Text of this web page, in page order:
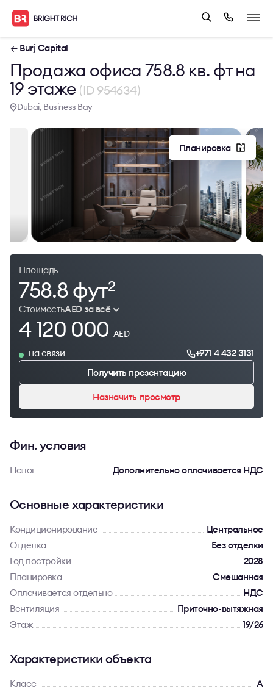
← Burj Capital
Продажа офиса 758.8 кв. фт на
19 этаже (ID 954634)
Dubai, Business Bay
Планировка
Площадь
758.8 фут2
СтоимостьAED за всё
4 120 000 AED
на связи
+971 4 432 3131
Получить презентацию
Назначить просмотр
Фин. условия
Налог Дополнительно оплачивается НДС
Основные характеристики
Кондиционирование
Центральное
Отделка
Без отделки
Год постройки
2028
Планировка
Смешанная
Оплачивается отдельно
НДС
Вентиляция
Приточно-вытяжная
Этаж
19/26
Характеристики объекта
Класс
A